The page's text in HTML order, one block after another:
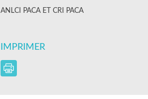
ANLCI PACA ET CRI PACA
IMPRIMER